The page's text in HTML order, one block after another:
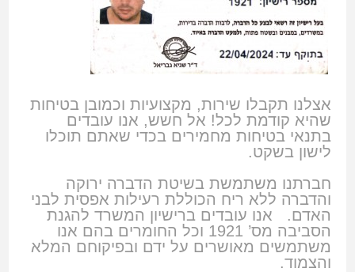
אצלנו תקבלו שירות, מקצועיות וכמובן בטיחות
שהיא קודמת לכל! אל חשש, אנו עובדים
בתנאי בטיחות מחמירים בכדי שאתם תוכלו
לישון בשקט.
חברתנו משתמשת בשיטת הדברה ירוקה
והדברה ללא ריח הכוללת רעילות אפסית לבני
האדם. אנו עובדים ברישיון המשרד להגנת
הסביבה מס’ 1921 וכל החומרים בהם אנו
משתמשים מאושרים על ידם ובפיקוחם המלא
והצמוד.